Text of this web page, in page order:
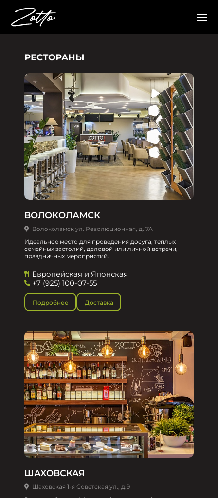
РЕСТОРАНЫ
ВОЛОКОЛАМСК
Волоколамск ул. Революционная, д. 7А
Идеальное место для проведения досуга, теплых
семейных застолий, деловой или личной встречи,
праздничных мероприятий.
Европейская и Японская
+7 (925) 100-07-55
Подробнее Доставка
ШАХОВСКАЯ
Шаховская 1-я Советская ул., д.9